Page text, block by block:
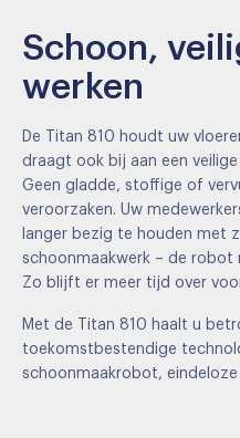
Schoon,
werken
De Titan 810 houdt uw
draagt ook bij aan een
Geen gladde, stoffige of
veroorzaken. Uw
langer bezig te houden met
schoonmaakwerk – de
Zo blijft er meer tijd over
Met de Titan 810 haalt u
toekomstbestendige
schoonmaakrobot,